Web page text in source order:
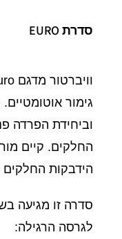
סדרת EURO
גימור
וביחידת הפרדה
החלקים. קיים
הידבקות החלקים
סדרה זו מגיעה
לגרסה הרגילה: